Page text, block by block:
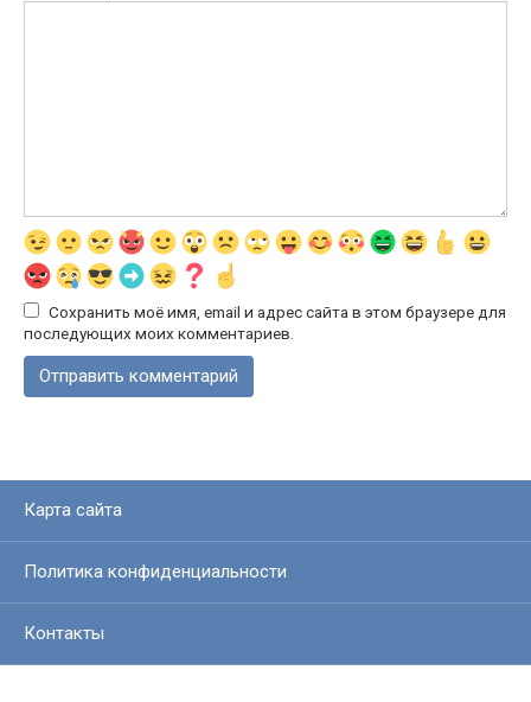
Сохранить моё имя, email и адрес сайта в этом браузере для
последующих моих комментариев.
Карта сайта
Политика конфиденциальности
Контакты